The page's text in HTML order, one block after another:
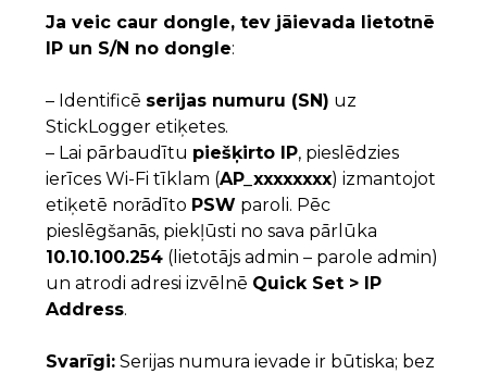
Ja veic caur dongle, tev jāievada lietotnē
IP un S/N no dongle:
– Identificē serijas numuru (SN) uz
StickLogger etiķetes.
– Lai pārbaudītu piešķirto IP, pieslēdzies
ierīces Wi-Fi tīklam (AP_xxxxxxxx) izmantojot
etiķetē norādīto PSW paroli. Pēc
pieslēgšanās, piekļūsti no sava pārlūka
10.10.100.254 (lietotājs admin – parole admin)
un atrodi adresi izvēlnē Quick Set > IP
Address.
Svarīgi: Serijas numura ievade ir būtiska; bez